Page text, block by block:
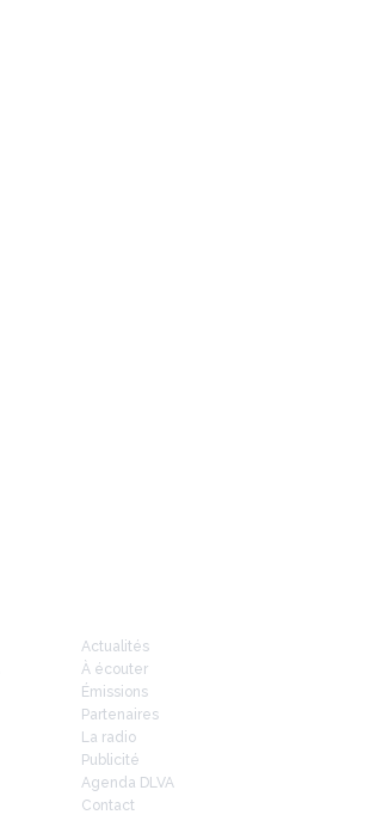
Actualités
À écouter
Émissions
Partenaires
La radio
Publicité
Agenda DLVA
Contact